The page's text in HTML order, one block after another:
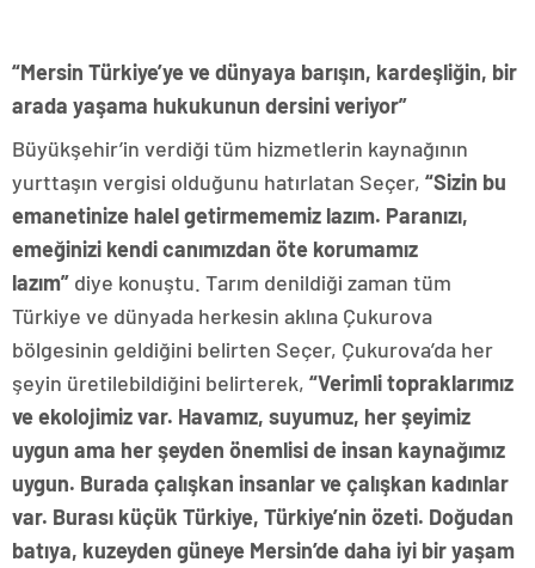
“Mersin Türkiye’ye ve dünyaya barışın, kardeşliğin, bir
arada yaşama hukukunun dersini veriyor”
Büyükşehir’in verdiği tüm hizmetlerin kaynağının
yurttaşın vergisi olduğunu hatırlatan Seçer, “Sizin bu
emanetinize halel getirmememiz lazım. Paranızı,
emeğinizi kendi canımızdan öte korumamız
lazım” diye konuştu. Tarım denildiği zaman tüm
Türkiye ve dünyada herkesin aklına Çukurova
bölgesinin geldiğini belirten Seçer, Çukurova’da her
şeyin üretilebildiğini belirterek, “Verimli topraklarımız
ve ekolojimiz var. Havamız, suyumuz, her şeyimiz
uygun ama her şeyden önemlisi de insan kaynağımız
uygun. Burada çalışkan insanlar ve çalışkan kadınlar
var. Burası küçük Türkiye, Türkiye’nin özeti. Doğudan
batıya, kuzeyden güneye Mersin’de daha iyi bir yaşam